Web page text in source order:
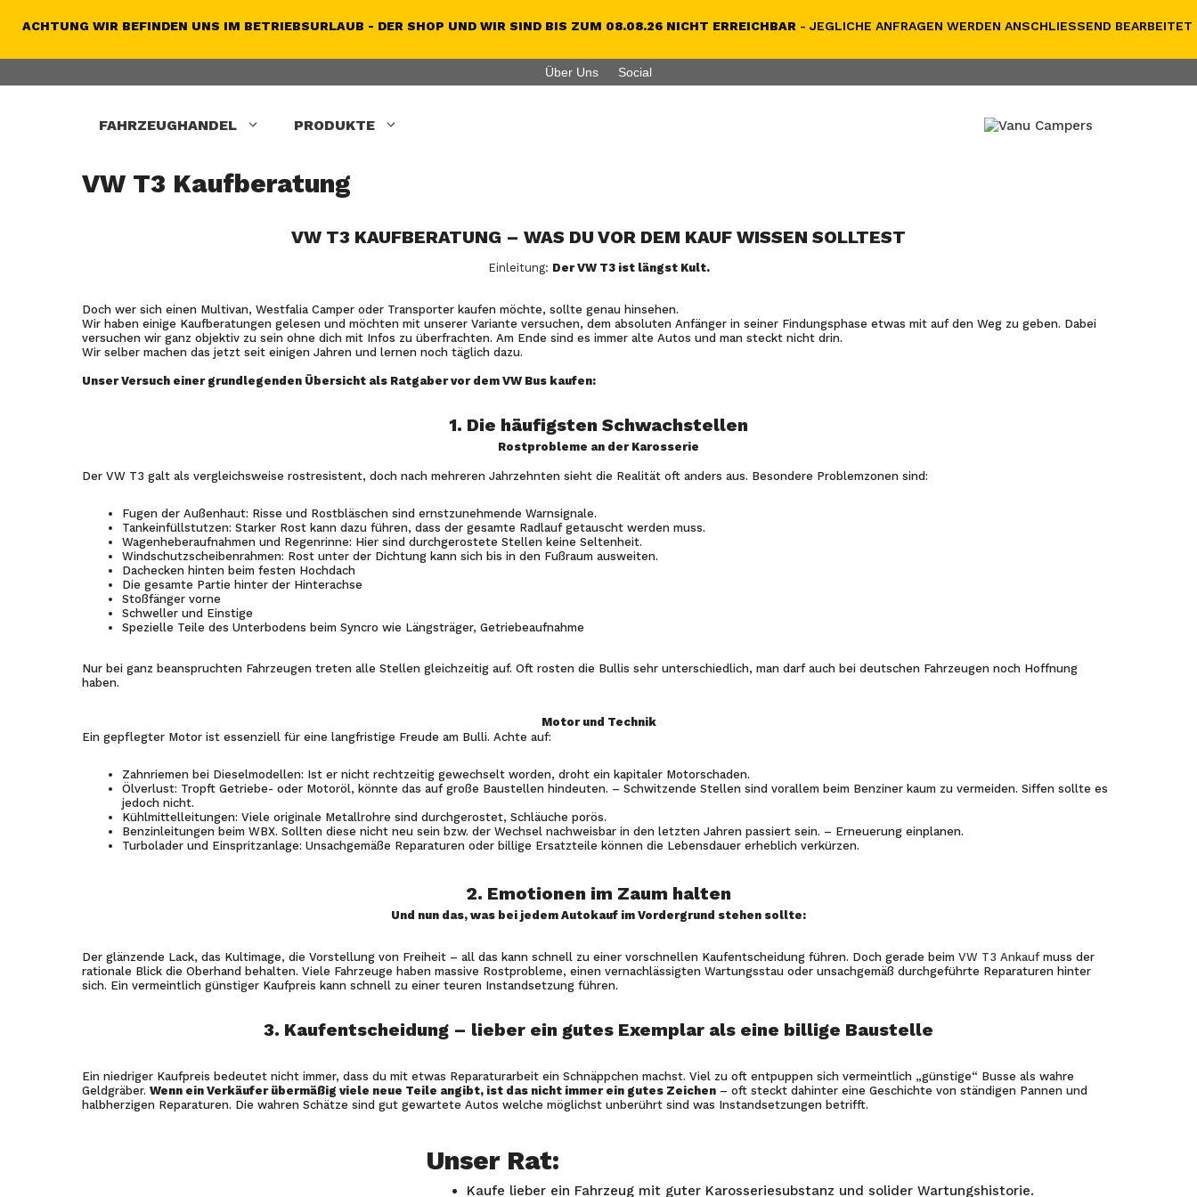
InhaltACHTUNG WIR BEFINDEN UNS IM BETRIEBSURLAUB - DER SHOP UND WIR SIND BIS ZUM 08.08.26 NICHT ERREICHBAR - JEGLICHE ANFRAGEN WERDEN ANSCHLIESSEND BEARBEITET
Über Uns Social
FAHRZEUGHANDEL PRODUKTE
VW T3 Kaufberatung
VW T3 KAUFBERATUNG – WAS DU VOR DEM KAUF WISSEN SOLLTEST
Einleitung: Der VW T3 ist längst Kult.
Doch wer sich einen Multivan, Westfalia Camper oder Transporter kaufen möchte, sollte genau hinsehen.
Wir haben einige Kaufberatungen gelesen und möchten mit unserer Variante versuchen, dem absoluten Anfänger in seiner Findungsphase etwas mit auf den Weg zu geben. Dabei
versuchen wir ganz objektiv zu sein ohne dich mit Infos zu überfrachten. Am Ende sind es immer alte Autos und man steckt nicht drin.
Wir selber machen das jetzt seit einigen Jahren und lernen noch täglich dazu.
Unser Versuch einer grundlegenden Übersicht als Ratgaber vor dem VW Bus kaufen:
1. Die häufigsten Schwachstellen
Rostprobleme an der Karosserie
Der VW T3 galt als vergleichsweise rostresistent, doch nach mehreren Jahrzehnten sieht die Realität oft anders aus. Besondere Problemzonen sind:
Fugen der Außenhaut: Risse und Rostbläschen sind ernstzunehmende Warnsignale.
Tankeinfüllstutzen: Starker Rost kann dazu führen, dass der gesamte Radlauf getauscht werden muss.
Wagenheberaufnahmen und Regenrinne: Hier sind durchgerostete Stellen keine Seltenheit.
Windschutzscheibenrahmen: Rost unter der Dichtung kann sich bis in den Fußraum ausweiten.
Dachecken hinten beim festen Hochdach
Die gesamte Partie hinter der Hinterachse
Stoßfänger vorne
Schweller und Einstige
Spezielle Teile des Unterbodens beim Syncro wie Längsträger, Getriebeaufnahme
Nur bei ganz beanspruchten Fahrzeugen treten alle Stellen gleichzeitig auf. Oft rosten die Bullis sehr unterschiedlich, man darf auch bei deutschen Fahrzeugen noch Hoffnung
haben.
Motor und Technik
Ein gepflegter Motor ist essenziell für eine langfristige Freude am Bulli. Achte auf:
Zahnriemen bei Dieselmodellen: Ist er nicht rechtzeitig gewechselt worden, droht ein kapitaler Motorschaden.
Ölverlust: Tropft Getriebe- oder Motoröl, könnte das auf große Baustellen hindeuten. – Schwitzende Stellen sind vorallem beim Benziner kaum zu vermeiden. Siffen sollte es
jedoch nicht.
Kühlmittelleitungen: Viele originale Metallrohre sind durchgerostet, Schläuche porös.
Benzinleitungen beim WBX. Sollten diese nicht neu sein bzw. der Wechsel nachweisbar in den letzten Jahren passiert sein. – Erneuerung einplanen.
Turbolader und Einspritzanlage: Unsachgemäße Reparaturen oder billige Ersatzteile können die Lebensdauer erheblich verkürzen.
2. Emotionen im Zaum halten
Und nun das, was bei jedem Autokauf im Vordergrund stehen sollte:
Der glänzende Lack, das Kultimage, die Vorstellung von Freiheit – all das kann schnell zu einer vorschnellen Kaufentscheidung führen. Doch gerade beim VW T3 Ankaufmuss der
rationale Blick die Oberhand behalten. Viele Fahrzeuge haben massive Rostprobleme, einen vernachlässigten Wartungsstau oder unsachgemäß durchgeführte Reparaturen hinter
sich. Ein vermeintlich günstiger Kaufpreis kann schnell zu einer teuren Instandsetzung führen.
3. Kaufentscheidung – lieber ein gutes Exemplar als eine billige Baustelle
Ein niedriger Kaufpreis bedeutet nicht immer, dass du mit etwas Reparaturarbeit ein Schnäppchen machst. Viel zu oft entpuppen sich vermeintlich „günstige“ Busse als wahre
Geldgräber. Wenn ein Verkäufer übermäßig viele neue Teile angibt, ist das nicht immer ein gutes Zeichen – oft steckt dahinter eine Geschichte von ständigen Pannen und
halbherzigen Reparaturen. Die wahren Schätze sind gut gewartete Autos welche möglichst unberührt sind was Instandsetzungen betrifft.
Unser Rat:
Kaufe lieber ein Fahrzeug mit guter Karosseriesubstanz und solider Wartungshistorie.